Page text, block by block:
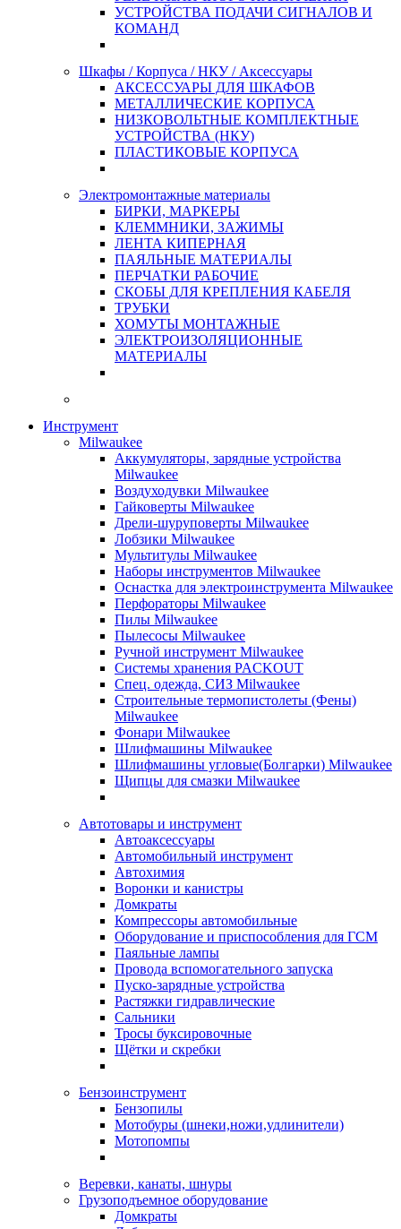
УСТРОЙСТВА ПОДАЧИ СИГНАЛОВ И
КОМАНД
Шкафы / Корпуса / НКУ / Аксессуары
АКСЕССУАРЫ ДЛЯ ШКАФОВ
МЕТАЛЛИЧЕСКИЕ КОРПУСА
НИЗКОВОЛЬТНЫЕ КОМПЛЕКТНЫЕ
УСТРОЙСТВА (НКУ)
ПЛАСТИКОВЫЕ КОРПУСА
Электромонтажные материалы
БИРКИ, МАРКЕРЫ
КЛЕММНИКИ, ЗАЖИМЫ
ЛЕНТА КИПЕРНАЯ
ПАЯЛЬНЫЕ МАТЕРИАЛЫ
ПЕРЧАТКИ РАБОЧИЕ
СКОБЫ ДЛЯ КРЕПЛЕНИЯ КАБЕЛЯ
ТРУБКИ
ХОМУТЫ МОНТАЖНЫЕ
ЭЛЕКТРОИЗОЛЯЦИОННЫЕ
МАТЕРИАЛЫ
Инструмент
Milwaukee
Аккумуляторы, зарядные устройства
Milwaukee
Воздуходувки Milwaukee
Гайковерты Milwaukee
Дрели-шуруповерты Milwaukee
Лобзики Milwaukee
Мультитулы Milwaukee
Наборы инструментов Milwaukee
Оснастка для электроинструмента Milwaukee
Перфораторы Milwaukee
Пилы Milwaukee
Пылесосы Milwaukee
Ручной инструмент Milwaukee
Системы хранения PACKOUT
Спец. одежда, СИЗ Milwaukee
Строительные термопистолеты (Фены)
Milwaukee
Фонари Milwaukee
Шлифмашины Milwaukee
Шлифмашины угловые(Болгарки) Milwaukee
Щипцы для смазки Milwaukee
Автотовары и инструмент
Автоаксессуары
Автомобильный инструмент
Автохимия
Воронки и канистры
Домкраты
Компрессоры автомобильные
Оборудование и приспособления для ГСМ
Паяльные лампы
Провода вспомогательного запуска
Пуско-зарядные устройства
Растяжки гидравлические
Сальники
Тросы буксировочные
Щётки и скребки
Бензоинструмент
Бензопилы
Мотобуры (шнеки,ножи,удлинители)
Мотопомпы
Веревки, канаты, шнуры
Грузоподъемное оборудование
Домкраты